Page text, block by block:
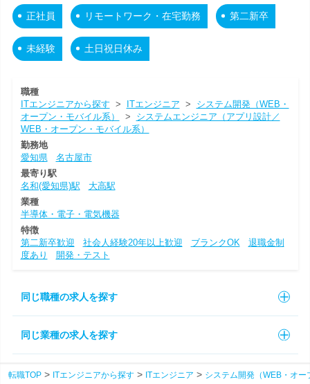
正社員 リモートワーク・在宅勤務 第二新卒
未経験 土日祝日休み
職種
ITエンジニアから探す > ITエンジニア > システム開発（WEB・
オープン・モバイル系）
> システムエンジニア（アプリ設計／
WEB・オープン・モバイル系）
勤務地
愛知県
名古屋市
最寄り駅
名和(愛知県)駅
大高駅
業種
半導体・電子・電気機器
特徴
第二新卒歓迎
社会人経験20年以上歓迎 ブランクOK
退職金制
度あり
開発・テスト
同じ職種の求人を探す
同じ業種の求人を探す
転職TOP ITエンジニアから探す ITエンジニア システム開発（WEB・オ